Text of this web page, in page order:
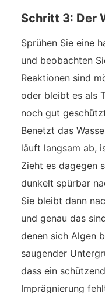
Schritt 3: Der
Sprühen Sie eine
und beobachten
Reaktionen sind
oder bleibt es als
noch gut
Benetzt das
läuft langsam ab,
Zieht es dagegen
dunkelt spürbar
Sie bleibt dann
und genau das
denen sich Algen
saugender
dass ein
Imprägnierung